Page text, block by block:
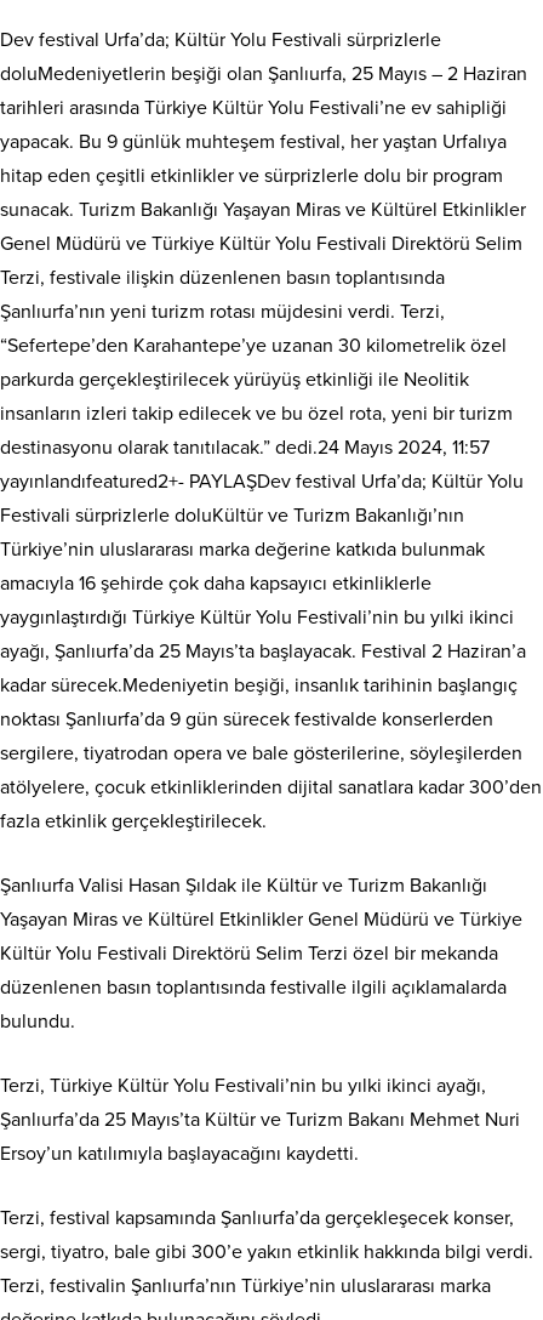
Dev festival Urfa’da; Kültür Yolu Festivali sürprizlerle
doluMedeniyetlerin beşiği olan Şanlıurfa, 25 Mayıs – 2 Haziran
tarihleri arasında Türkiye Kültür Yolu Festivali’ne ev sahipliği
yapacak. Bu 9 günlük muhteşem festival, her yaştan Urfalıya
hitap eden çeşitli etkinlikler ve sürprizlerle dolu bir program
sunacak. Turizm Bakanlığı Yaşayan Miras ve Kültürel Etkinlikler
Genel Müdürü ve Türkiye Kültür Yolu Festivali Direktörü Selim
Terzi, festivale ilişkin düzenlenen basın toplantısında
Şanlıurfa’nın yeni turizm rotası müjdesini verdi. Terzi,
“Sefertepe’den Karahantepe’ye uzanan 30 kilometrelik özel
parkurda gerçekleştirilecek yürüyüş etkinliği ile Neolitik
insanların izleri takip edilecek ve bu özel rota, yeni bir turizm
destinasyonu olarak tanıtılacak.” dedi.24 Mayıs 2024, 11:57
yayınlandıfeatured2+- PAYLAŞDev festival Urfa’da; Kültür Yolu
Festivali sürprizlerle doluKültür ve Turizm Bakanlığı’nın
Türkiye’nin uluslararası marka değerine katkıda bulunmak
amacıyla 16 şehirde çok daha kapsayıcı etkinliklerle
yaygınlaştırdığı Türkiye Kültür Yolu Festivali’nin bu yılki ikinci
ayağı, Şanlıurfa’da 25 Mayıs’ta başlayacak. Festival 2 Haziran’a
kadar sürecek.Medeniyetin beşiği, insanlık tarihinin başlangıç
noktası Şanlıurfa’da 9 gün sürecek festivalde konserlerden
sergilere, tiyatrodan opera ve bale gösterilerine, söyleşilerden
atölyelere, çocuk etkinliklerinden dijital sanatlara kadar 300’den
fazla etkinlik gerçekleştirilecek.
Şanlıurfa Valisi Hasan Şıldak ile Kültür ve Turizm Bakanlığı
Yaşayan Miras ve Kültürel Etkinlikler Genel Müdürü ve Türkiye
Kültür Yolu Festivali Direktörü Selim Terzi özel bir mekanda
düzenlenen basın toplantısında festivalle ilgili açıklamalarda
bulundu.
Terzi, Türkiye Kültür Yolu Festivali’nin bu yılki ikinci ayağı,
Şanlıurfa’da 25 Mayıs’ta Kültür ve Turizm Bakanı Mehmet Nuri
Ersoy’un katılımıyla başlayacağını kaydetti.
Terzi, festival kapsamında Şanlıurfa’da gerçekleşecek konser,
sergi, tiyatro, bale gibi 300’e yakın etkinlik hakkında bilgi verdi.
Terzi, festivalin Şanlıurfa’nın Türkiye’nin uluslararası marka